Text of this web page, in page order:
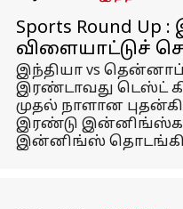
Sports Round
விளையாட்டுச்
இந்தியா vs
இரண்டாவது டெஸ்ட்
முதல் நாளான
இரண்டு இன்னிங்ஸ்கள்
இன்னிங்ஸ்